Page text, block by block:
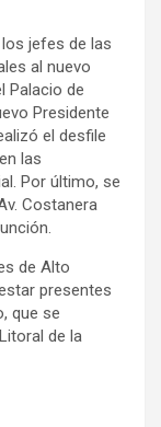
jefes de las
al nuevo
Palacio de
Presidente
el desfile
las
Por último, se
Costanera
de Alto
presentes
que se
de la